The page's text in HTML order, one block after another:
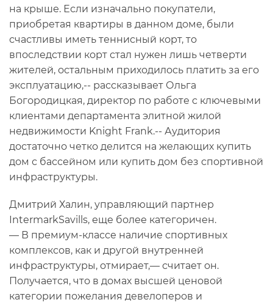
на крыше. Если изначально покупатели,
приобретая квартиры в данном доме, были
счастливы иметь теннисный корт, то
впоследствии корт стал нужен лишь четверти
жителей, остальным приходилось платить за его
эксплуатацию,-- рассказывает Ольга
Богородицкая, директор по работе с ключевыми
клиентами департамента элитной жилой
недвижимости Knight Frank.-- Аудитория
достаточно четко делится на желающих купить
дом с бассейном или купить дом без спортивной
инфраструктуры.
Дмитрий Халин, управляющий партнер
IntermarkSavills, еще более категоричен.
— В премиум-классе наличие спортивных
комплексов, как и другой внутренней
инфраструктуры, отмирает,— считает он.
Получается, что в домах высшей ценовой
категории пожелания девелоперов и